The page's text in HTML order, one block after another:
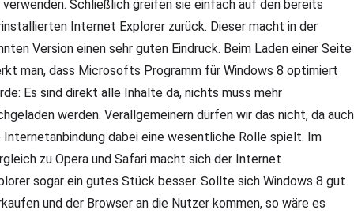
verwenden. Schließlich greifen sie einfach auf den bereits
Internet Explorer zurück. Dieser macht in der
Version einen sehr guten Eindruck. Beim Laden einer Seite
man, dass Microsofts Programm für Windows 8 optimiert
Es sind direkt alle Inhalte da, nichts muss mehr
werden. Verallgemeinern dürfen wir das nicht, da auch
Internetanbindung dabei eine wesentliche Rolle spielt. Im
zu Opera und Safari macht sich der Internet
sogar ein gutes Stück besser. Sollte sich Windows 8 gut
und der Browser an die Nutzer kommen, so wäre es